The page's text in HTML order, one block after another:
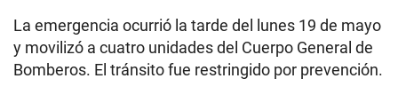
La emergencia ocurrió la tarde del lunes 19 de mayo
y movilizó a cuatro unidades del Cuerpo General de
Bomberos. El tránsito fue restringido por prevención.